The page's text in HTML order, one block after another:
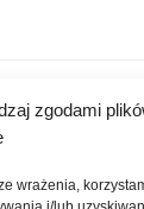
zgodami
wrażenia,